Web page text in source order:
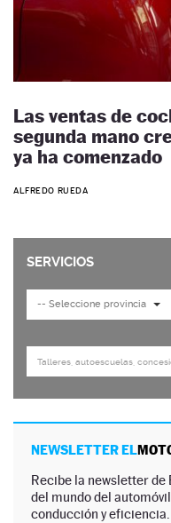
Las ventas de
segunda mano
ya ha comenzado
ALFREDO RUEDA
NEWSLETTER EL
Recibe la newsletter de
del mundo del
conducción y eficiencia.